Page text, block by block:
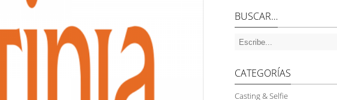
BUSCAR…
CATEGORÍAS
Casting & Selfie